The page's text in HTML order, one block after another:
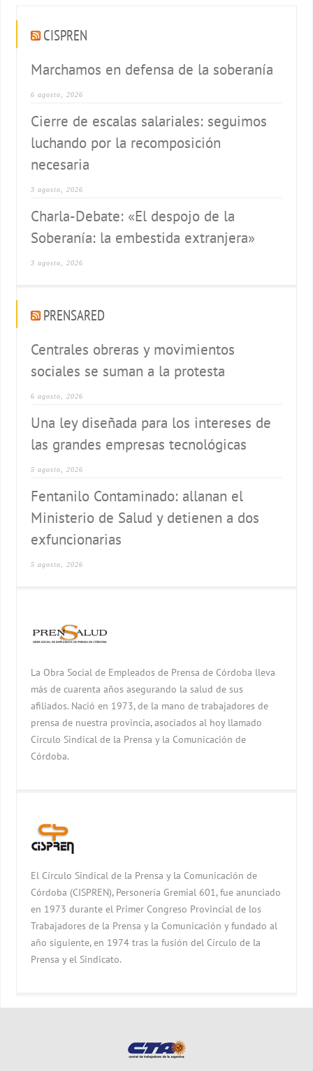
CISPREN
Marchamos en defensa de la soberanía
6 agosto, 2026
Cierre de escalas salariales: seguimos
luchando por la recomposición
necesaria
3 agosto, 2026
Charla-Debate: «El despojo de la
Soberanía: la embestida extranjera»
3 agosto, 2026
PRENSARED
Centrales obreras y movimientos
sociales se suman a la protesta
6 agosto, 2026
Una ley diseñada para los intereses de
las grandes empresas tecnológicas
5 agosto, 2026
Fentanilo Contaminado: allanan el
Ministerio de Salud y detienen a dos
exfuncionarias
5 agosto, 2026
La Obra Social de Empleados de Prensa de Córdoba lleva
más de cuarenta años asegurando la salud de sus
afiliados. Nació en 1973, de la mano de trabajadores de
prensa de nuestra provincia, asociados al hoy llamado
Círculo Sindical de la Prensa y la Comunicación de
Córdoba.
El Círculo Sindical de la Prensa y la Comunicación de
Córdoba (CISPREN), Personería Gremial 601, fue anunciado
en 1973 durante el Primer Congreso Provincial de los
Trabajadores de la Prensa y la Comunicación y fundado al
año siguiente, en 1974 tras la fusión del Círculo de la
Prensa y el Sindicato.